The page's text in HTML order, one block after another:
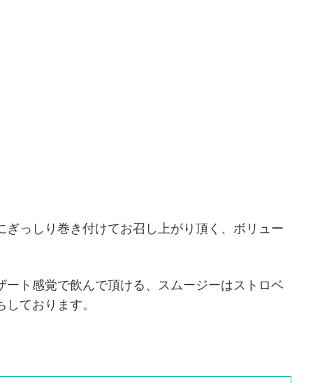
っしり巻き付けてお召し上がり頂く、ボリュー
ト感覚で飲んで頂ける、スムージーはストロベ
ております。